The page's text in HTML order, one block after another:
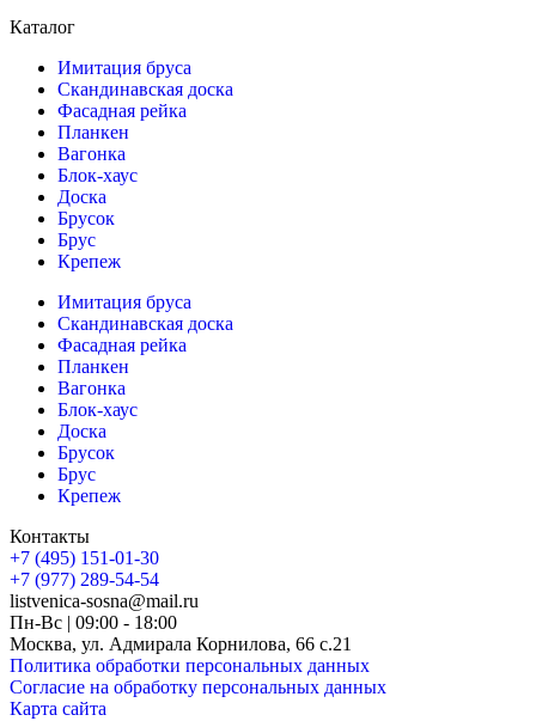
Каталог
Имитация бруса
Скандинавская доска
Фасадная рейка
Планкен
Вагонка
Блок-хаус
Доска
Брусок
Брус
Крепеж
Имитация бруса
Скандинавская доска
Фасадная рейка
Планкен
Вагонка
Блок-хаус
Доска
Брусок
Брус
Крепеж
Контакты
+7 (495) 151-01-30
+7 (977) 289-54-54
listvenica-sosna@mail.ru
Пн-Вс | 09:00 - 18:00
Москва, ул. Адмирала Корнилова, 66 с.21
Политика обработки персональных данных
Согласие на обработку персональных данных
Карта сайта